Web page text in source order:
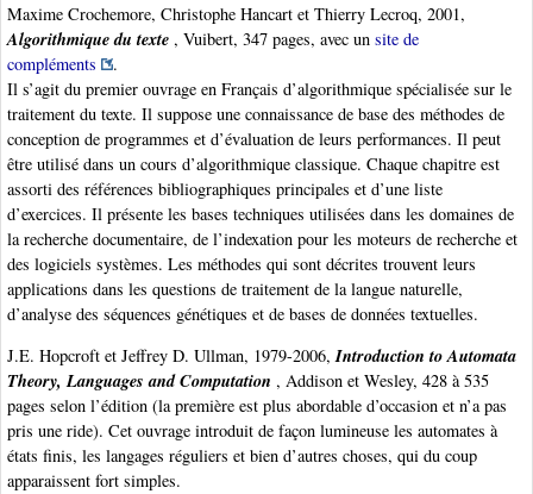
Maxime Crochemore, Christophe Hancart et Thierry Lecroq, 2001,
Algorithmique du texte , Vuibert, 347 pages, avec un site de
compléments
.
Il s’agit du premier ouvrage en Français d’algorithmique spécialisée sur le
traitement du texte. Il suppose une connaissance de base des méthodes de
conception de programmes et d’évaluation de leurs performances. Il peut
être utilisé dans un cours d’algorithmique classique. Chaque chapitre est
assorti des références bibliographiques principales et d’une liste
d’exercices. Il présente les bases techniques utilisées dans les domaines de
la recherche documentaire, de l’indexation pour les moteurs de recherche et
des logiciels systèmes. Les méthodes qui sont décrites trouvent leurs
applications dans les questions de traitement de la langue naturelle,
d’analyse des séquences génétiques et de bases de données textuelles.
J.E. Hopcroft et Jeffrey D. Ullman, 1979-2006,Introduction to Automata
Theory, Languages and Computation , Addison et Wesley, 428 à 535
pages selon l’édition (la première est plus abordable d’occasion et n’a pas
pris une ride). Cet ouvrage introduit de façon lumineuse les automates à
états finis, les langages réguliers et bien d’autres choses, qui du coup
apparaissent fort simples.